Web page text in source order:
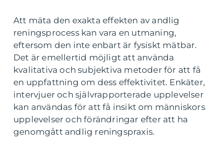
Att mäta den exakta effekten av andlig
reningsprocess kan vara en utmaning,
eftersom den inte enbart är fysiskt mätbar.
Det är emellertid möjligt att använda
kvalitativa och subjektiva metoder för att få
en uppfattning om dess effektivitet. Enkäter,
intervjuer och självrapporterade upplevelser
kan användas för att få insikt om människors
upplevelser och förändringar efter att ha
genomgått andlig reningspraxis.